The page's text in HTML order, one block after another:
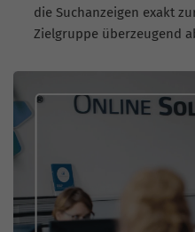
die Suchanzeigen exakt
Zielgruppe überzeugend